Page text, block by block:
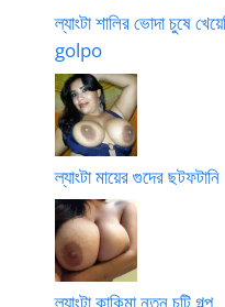
ল্যাংটা শালির ভোদা চুষে
golpo
ল্যাংটা মায়ের গুদের ছটফটানি